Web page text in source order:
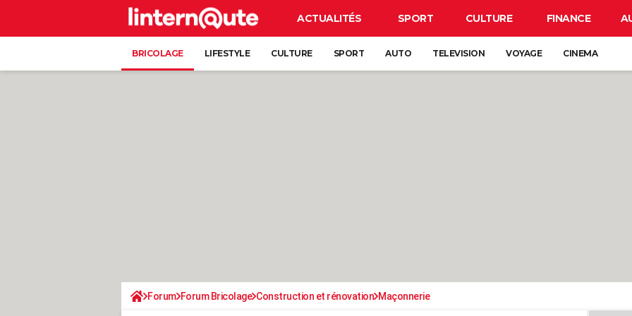
ACTUALITÉS SPORT CULTURE FINANCE
BRICOLAGE LIFESTYLE CULTURE SPORT AUTO TELEVISION VOYAGE CINEMA
Forum Forum Bricolage Construction et rénovation Maçonnerie